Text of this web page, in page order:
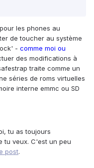
les phones au
de toucher au système
- comme moi ou
des modifications à
traite comme un
séries de roms virtuelles
interne emmc ou SD
tu as toujours
tu veux. C'est un peu
post.